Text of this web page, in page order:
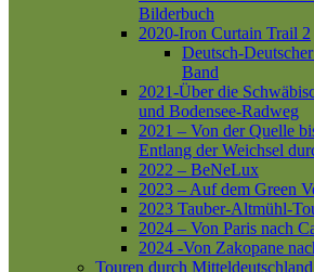
Bilderbuch
2020-Iron Curtain Trail 2
Deutsch-
Band
2021-Über die
und Bodensee-Radweg
2021 – Von der Quelle
Entlang der Weichsel
2022 – BeNeLux
2023 – Auf dem Green
2023 Tauber-Altmühl-
2024 – Von Paris nach
2024 -Von Zakopane
Touren durch Mitteldeutschland